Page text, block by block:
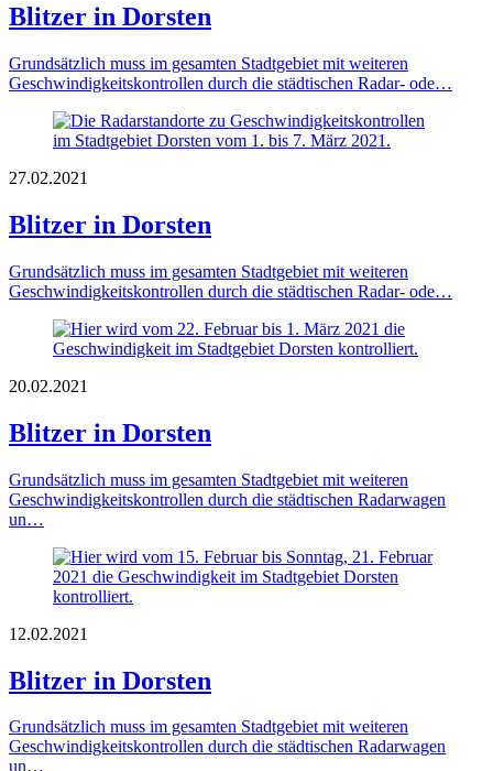
Blitzer in Dorsten
Grundsätzlich muss im gesamten Stadtgebiet mit weiteren
Geschwindigkeitskontrollen durch die städtischen Radar- ode…
27.02.2021
Blitzer in Dorsten
Grundsätzlich muss im gesamten Stadtgebiet mit weiteren
Geschwindigkeitskontrollen durch die städtischen Radar- ode…
20.02.2021
Blitzer in Dorsten
Grundsätzlich muss im gesamten Stadtgebiet mit weiteren
Geschwindigkeitskontrollen durch die städtischen Radarwagen
un…
12.02.2021
Blitzer in Dorsten
Grundsätzlich muss im gesamten Stadtgebiet mit weiteren
Geschwindigkeitskontrollen durch die städtischen Radarwagen
un…